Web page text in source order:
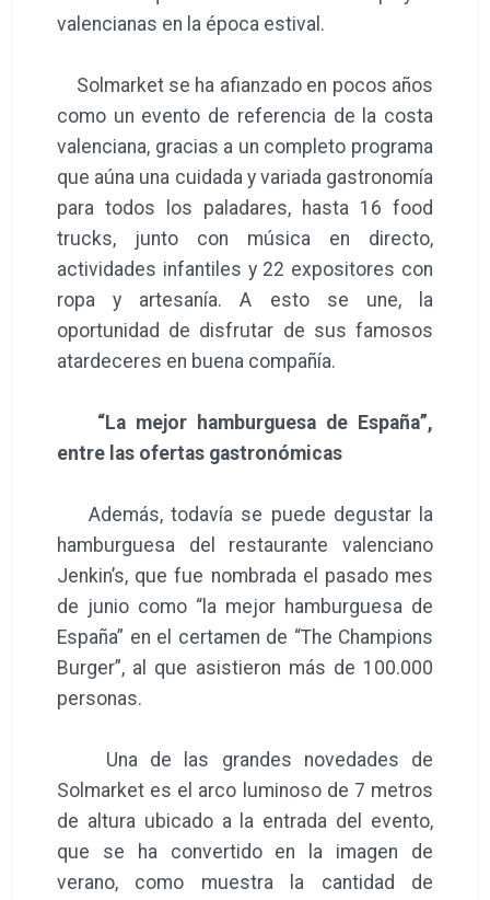
valencianas en la época estival.
Solmarket se ha afianzado en pocos años
como un evento de referencia de la costa
valenciana, gracias a un completo programa
que aúna una cuidada y variada gastronomía
para todos los paladares, hasta 16 food
trucks, junto con música en directo,
actividades infantiles y 22 expositores con
ropa y artesanía. A esto se une, la
oportunidad de disfrutar de sus famosos
atardeceres en buena compañía.
“La mejor hamburguesa de España”,
entre las ofertas gastronómicas
Además, todavía se puede degustar la
hamburguesa del restaurante valenciano
Jenkin’s, que fue nombrada el pasado mes
de junio como “la mejor hamburguesa de
España” en el certamen de “The Champions
Burger”, al que asistieron más de 100.000
personas.
Una de las grandes novedades de
Solmarket es el arco luminoso de 7 metros
de altura ubicado a la entrada del evento,
que se ha convertido en la imagen de
verano, como muestra la cantidad de